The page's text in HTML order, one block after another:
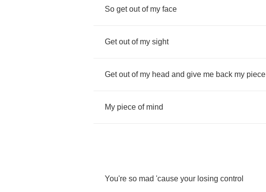
So get out of my face
Get out of my sight
Get out of my head and give me back my piece
My piece of mind
You're so mad 'cause your losing control